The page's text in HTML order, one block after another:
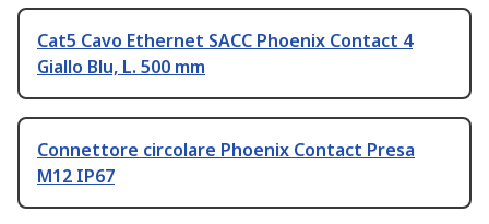
Cat5 Cavo Ethernet SACC Phoenix Contact 4
Giallo Blu, L. 500 mm
Connettore circolare Phoenix Contact Presa
M12 IP67